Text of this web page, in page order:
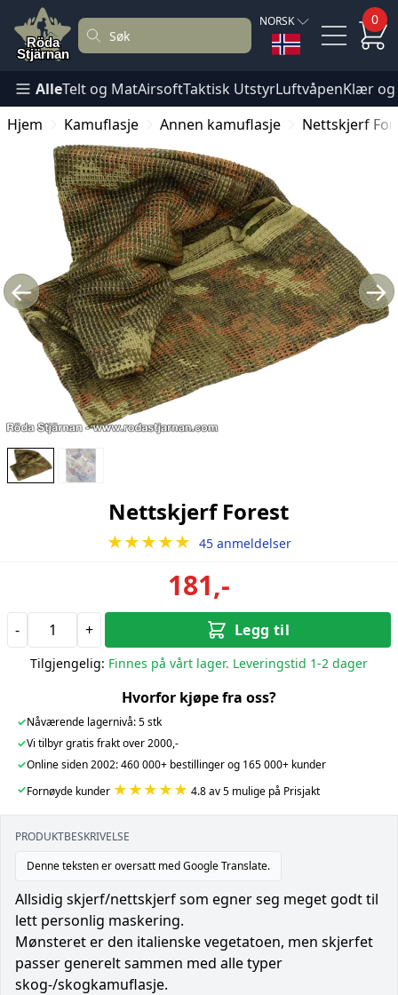
NORSK 0
AlleTelt og MatAirsoftTaktisk UtstyrLuftvåpenKlær
Hjem
Kamuflasje Annen kamuflasje Nettskjerf
← →
Nettskjerf Forest
★★★★★ 45 anmeldelser
181,-
- + Legg til
Tilgjengelig: Finnes på vårt lager. Leveringstid 1-2 dager
Hvorfor kjøpe fra oss?
✓Nåværende lagernivå: 5 stk
✓Vi tilbyr gratis frakt over 2000,-
✓Online siden 2002: 460 000+ bestillinger og 165 000+ kunder
✓Fornøyde kunder ★★★★★ 4.8 av 5 mulige på Prisjakt
PRODUKTBESKRIVELSE
Denne teksten er oversatt med Google Translate.
Allsidig skjerf/nettskjerf som egner seg meget godt til
lett personlig maskering.
Mønsteret er den italienske vegetatoen, men skjerfet
passer generelt sammen med alle typer
skog-/skogkamuflasje.